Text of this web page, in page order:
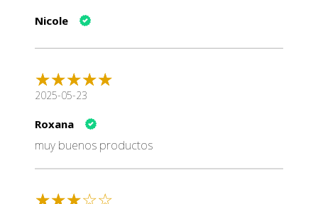
Nicole
2025-05-23
Roxana
muy buenos productos